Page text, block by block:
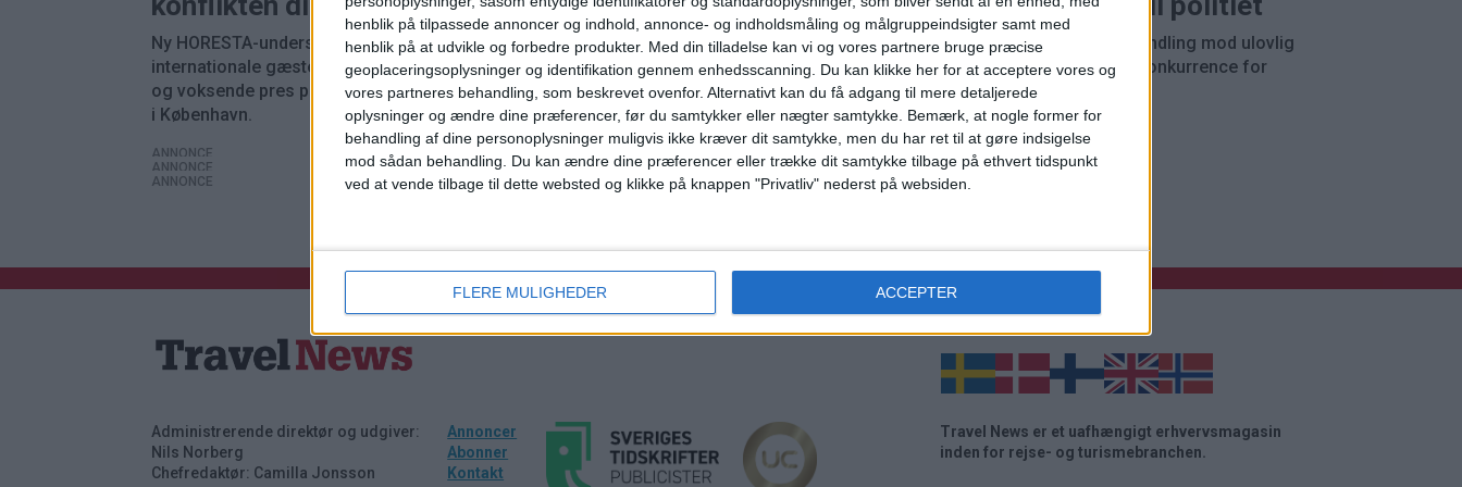
henblik på tilpassede annoncer og indhold, annonce- og indholdsmåling og målgruppeindsigter samt med
henblik på at udvikle og forbedre produkter. Med din tilladelse kan vi og vores partnere bruge præcise
geoplaceringsoplysninger og identifikation gennem enhedsscanning. Du kan klikke her for at acceptere vores og
vores partneres behandling, som beskrevet ovenfor. Alternativt kan du få adgang til mere detaljerede
oplysninger og ændre dine præferencer, før du samtykker eller nægter samtykke. Bemærk, at nogle former for
behandling af dine personoplysninger muligvis ikke kræver dit samtykke, men du har ret til at gøre indsigelse
mod sådan behandling.
Du kan ændre dine præferencer eller trække dit samtykke tilbage på ethvert tidspunkt
ved at vende tilbage til dette websted og klikke på knappen "Privatliv" nederst på websiden.
FLERE MULIGHEDER ACCEPTER
Ny HORESTA-undersøgelse viser færre
internationale gæster, stigende omkostninger
og voksende pres på hotellers bundlinje, især
i København.
Stigende flypriser og global uro får flere til at
holde sommerferie herhjemme, mens
turismen samtidig sigter mod rekordmange
overnatninger.
Organisationen kræver handling mod ulovlig
korttidsudlejning og fair konkurrence for
hoteller.
ANNONCE
ANNONCE
ANNONCE
Vælg startside
Administrerende direktør og udgiver:
Nils Norberg
Chefredaktør: Camilla Jonsson
Annoncer
Abonner
Kontakt
Travel News er et uafhængigt erhvervsmagasin
inden for rejse- og turismebranchen.